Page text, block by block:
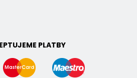
PLATBY